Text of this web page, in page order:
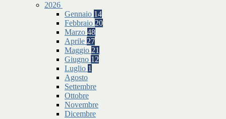
2026
Gennaio 14
Febbraio 20
Marzo 48
Aprile 27
Maggio 21
Giugno 12
Luglio 1
Agosto
Settembre
Ottobre
Novembre
Dicembre